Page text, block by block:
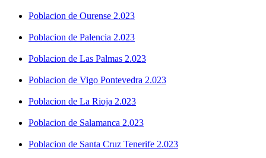
Poblacion de Ourense 2.023
Poblacion de Palencia 2.023
Poblacion de Las Palmas 2.023
Poblacion de Vigo Pontevedra 2.023
Poblacion de La Rioja 2.023
Poblacion de Salamanca 2.023
Poblacion de Santa Cruz Tenerife 2.023